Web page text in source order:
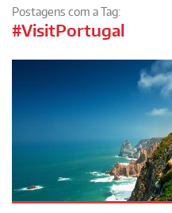
Postagens com a Tag:
#VisitPortugal